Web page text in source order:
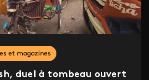
et magazines
duel à tombeau ouvert